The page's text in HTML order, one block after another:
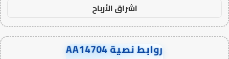
اشراق الأرباح
روابط نصية AA14704